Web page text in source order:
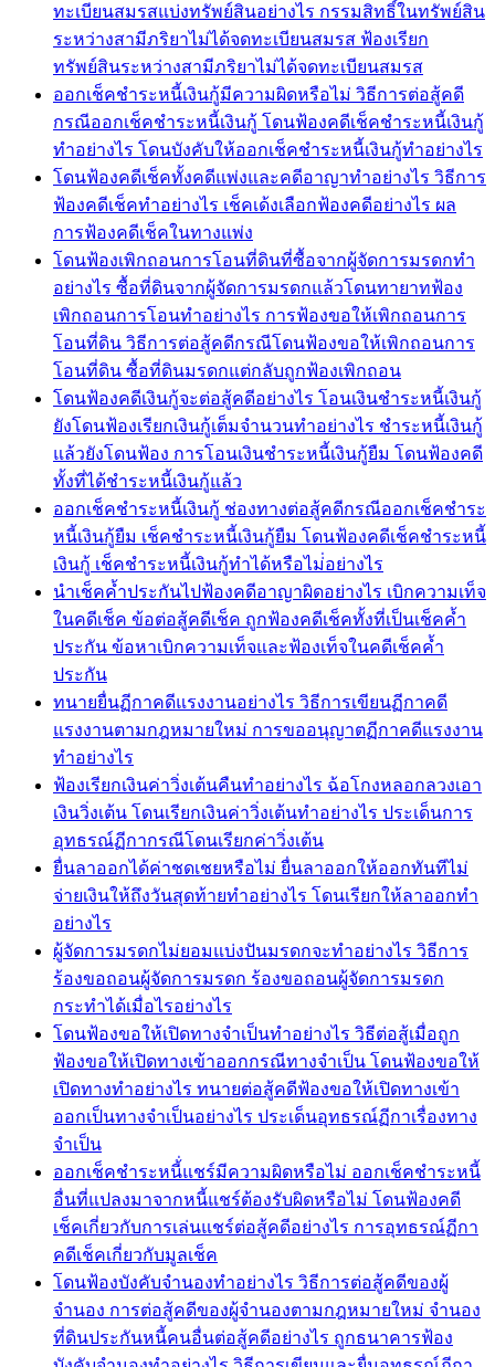
ทะเบียนสมรสแบ่งทรัพย์สินอย่างไร กรรมสิทธิ์ในทรัพย์สิน
ระหว่างสามีภริยาไม่ได้จดทะเบียนสมรส ฟ้องเรียก
ทรัพย์สินระหว่างสามีภริยาไม่ได้จดทะเบียนสมรส
ออกเช็คชำระหนี้เงินกู้มีความผิดหรือไม่ วิธีการต่อสู้คดี
กรณีออกเช็คชำระหนี้เงินกู้ โดนฟ้องคดีเช็คชำระหนี้เงินกู้
ทำอย่างไร โดนบังคับให้ออกเช็คชำระหนี้เงินกู้ทำอย่างไร
โดนฟ้องคดีเช็คทั้งคดีแพ่งและคดีอาญาทำอย่างไร วิธีการ
ฟ้องคดีเช็คทำอย่างไร เช็คเด้งเลือกฟ้องคดีอย่างไร ผล
การฟ้องคดีเช็คในทางแพ่ง
โดนฟ้องเพิกถอนการโอนที่ดินที่ซื้อจากผู้จัดการมรดกทำ
อย่างไร ซื้อที่ดินจากผู้จัดการมรดกแล้วโดนทายาทฟ้อง
เพิกถอนการโอนทำอย่างไร การฟ้องขอให้เพิกถอนการ
โอนที่ดิน วิธีการต่อสู้คดีกรณีโดนฟ้องขอให้เพิกถอนการ
โอนที่ดิน ซื้อที่ดินมรดกแต่กลับถูกฟ้องเพิกถอน
โดนฟ้องคดีเงินกู้จะต่อสู้คดีอย่างไร โอนเงินชำระหนี้เงินกู้
ยังโดนฟ้องเรียกเงินกู้เต็มจำนวนทำอย่างไร ชำระหนี้เงินกู้
แล้วยังโดนฟ้อง การโอนเงินชำระหนี้เงินกู้ยืม โดนฟ้องคดี
ทั้งที่ได้ชำระหนี้เงินกู้แล้ว
ออกเช็คชำระหนี้เงินกู้ ช่องทางต่อสู้คดีกรณีออกเช็คชำระ
หนี้เงินกู้ยืม เช็คชำระหนี้เงินกู้ยืม โดนฟ้องคดีเช็คชำระหนี้
เงินกู้ เช็คชำระหนี้เงินกู้ทำได้หรือไม่่อย่างไร
นำเช็คค้ำประกันไปฟ้องคดีอาญาผิดอย่างไร เบิกความเท็จ
ในคดีเช็ค ข้อต่อสู้คดีเช็ค ถูกฟ้องคดีเช็คทั้งที่เป็นเช็คค้ำ
ประกัน ข้อหาเบิกความเท็จและฟ้องเท็จในคดีเช็คค้ำ
ประกัน
ทนายยื่นฏีกาคดีแรงงานอย่างไร วิธีการเขียนฏีกาคดี
แรงงานตามกฎหมายใหม่ การขออนุญาตฏีกาคดีแรงงาน
ทำอย่างไร
ฟ้องเรียกเงินค่าวิ่งเต้นคืนทำอย่างไร ฉ้อโกงหลอกลวงเอา
เงินวิ่งเต้น โดนเรียกเงินค่าวิ่งเต้นทำอย่างไร ประเด็นการ
อุทธรณ์ฏีกากรณีโดนเรียกค่าวิ่งเต้น
ยื่นลาออกได้ค่าชดเชยหรือไม่ ยื่นลาออกให้ออกทันทีไม่
จ่ายเงินให้ถึงวันสุดท้ายทำอย่างไร โดนเรียกให้ลาออกทำ
อย่างไร
ผู้จัดการมรดกไม่ยอมแบ่งปันมรดกจะทำอย่างไร วิธีการ
ร้องขอถอนผู้จัดการมรดก ร้องขอถอนผู้จัดการมรดก
กระทำได้เมื่อไรอย่างไร
โดนฟ้องขอให้เปิดทางจำเป็นทำอย่างไร วิธีต่อสู้เมื่อถูก
ฟ้องขอให้เปิดทางเข้าออกกรณีทางจำเป็น โดนฟ้องขอให้
เปิดทางทำอย่างไร ทนายต่อสู้คดีฟ้องขอให้เปิดทางเข้า
ออกเป็นทางจำเป็นอย่างไร ประเด็นอุทธรณ์ฏีกาเรื่องทาง
จำเป็น
ออกเช็คชำระหนี้่แชร์มีความผิดหรือไม่ ออกเช็คชำระหนี้
อื่นที่แปลงมาจากหนี้แชร์ต้องรับผิดหรือไม่ โดนฟ้องคดี
เช็คเกี่ยวกับการเล่นแชร์ต่อสู้คดีอย่างไร การอุทธรณ์ฏีกา
คดีเช็คเกี่ยวกับมูลเช็ค
โดนฟ้องบังคับจำนองทำอย่างไร วิธีการต่อสู้คดีของผู้
จำนอง การต่อสู้คดีของผู้จำนองตามกฎหมายใหม่ จำนอง
ที่ดินประกันหนี้คนอื่นต่อสู้คดีอย่างไร ถูกธนาคารฟ้อง